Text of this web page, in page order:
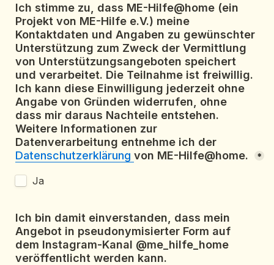
Ich stimme zu, dass ME-Hilfe@home (ein
Projekt von ME-Hilfe e.V.) meine
Kontaktdaten und Angaben zu gewünschter
Unterstützung zum Zweck der Vermittlung
von Unterstützungsangeboten speichert
und verarbeitet. Die Teilnahme ist freiwillig.
Ich kann diese Einwilligung jederzeit ohne
Angabe von Gründen widerrufen, ohne
dass mir daraus Nachteile entstehen.
Weitere Informationen zur
Datenschutzerklärung von ME-Hilfe@home. *
Ja
Ich bin damit einverstanden, dass mein
Angebot in pseudonymisierter Form auf
dem Instagram-Kanal @me_hilfe_home
veröffentlicht werden kann.